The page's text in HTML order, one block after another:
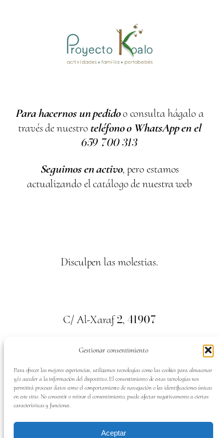
Gestionar consentimiento
Para ofrecer las mejores experiencias, utilizamos tecnologías como las cookies para almacenar
y/o acceder a la información del dispositivo. El consentimiento de estas tecnologías nos
permitirá procesar datos como el comportamiento de navegación o las identificaciones únicas
en este sitio. No consentir o retirar el consentimiento, puede afectar negativamente a ciertas
características y funciones.
Aceptar
Para hacernos un pedidoo consulta hágalo a
través de nuestro teléfono o WhatsApp en el
659 700313
Seguimos en activo, pero estamos
actualizando el catálogo de nuestra web
Disculpen las molestias.
C/ Al-Xaraf2, 41907
Valencina de la Concepción. Sevilla
Tel:659700313
SÍGUENOS EN: